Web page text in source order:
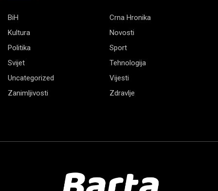
BiH
Crna Hronika
Kultura
Novosti
Politika
Sport
Svijet
Tehnologija
Uncategorized
Vijesti
Zanimljivosti
Zdravlje